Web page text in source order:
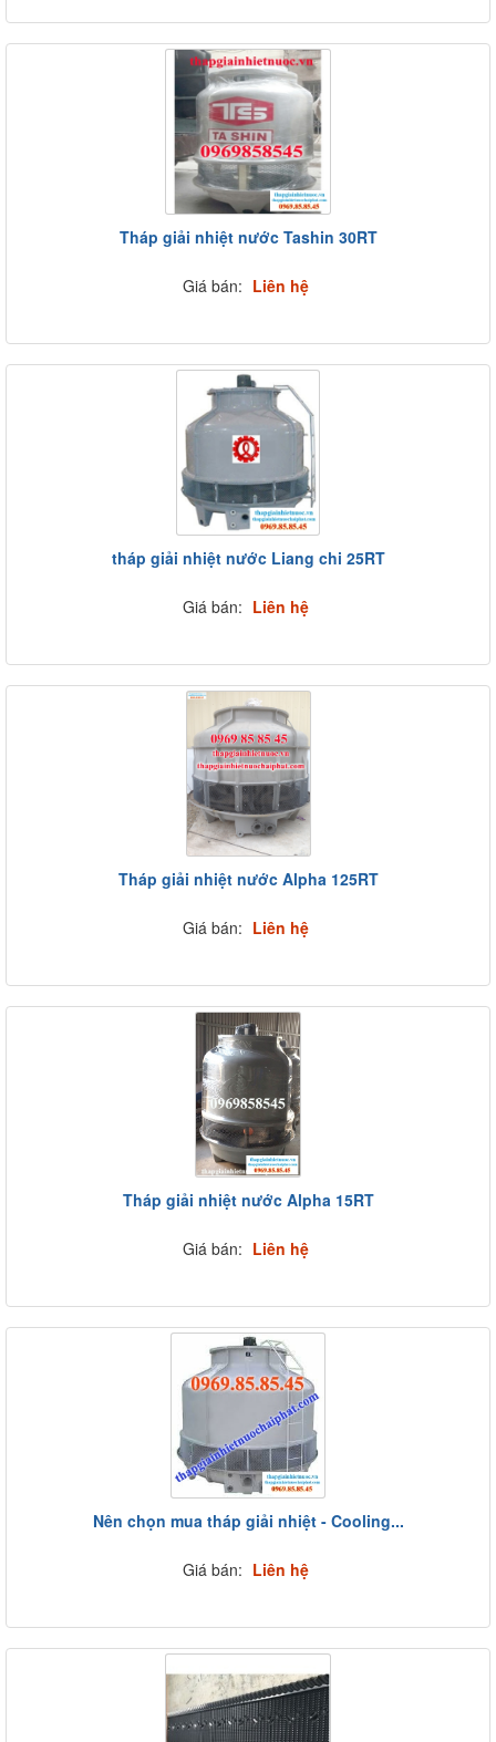
Tháp giải nhiệt nước Tashin 30RT
Giá bán: Liên hệ
tháp giải nhiệt nước Liang chi 25RT
Giá bán: Liên hệ
Tháp giải nhiệt nước Alpha 125RT
Giá bán: Liên hệ
Tháp giải nhiệt nước Alpha 15RT
Giá bán: Liên hệ
Nên chọn mua tháp giải nhiệt - Cooling...
Giá bán: Liên hệ